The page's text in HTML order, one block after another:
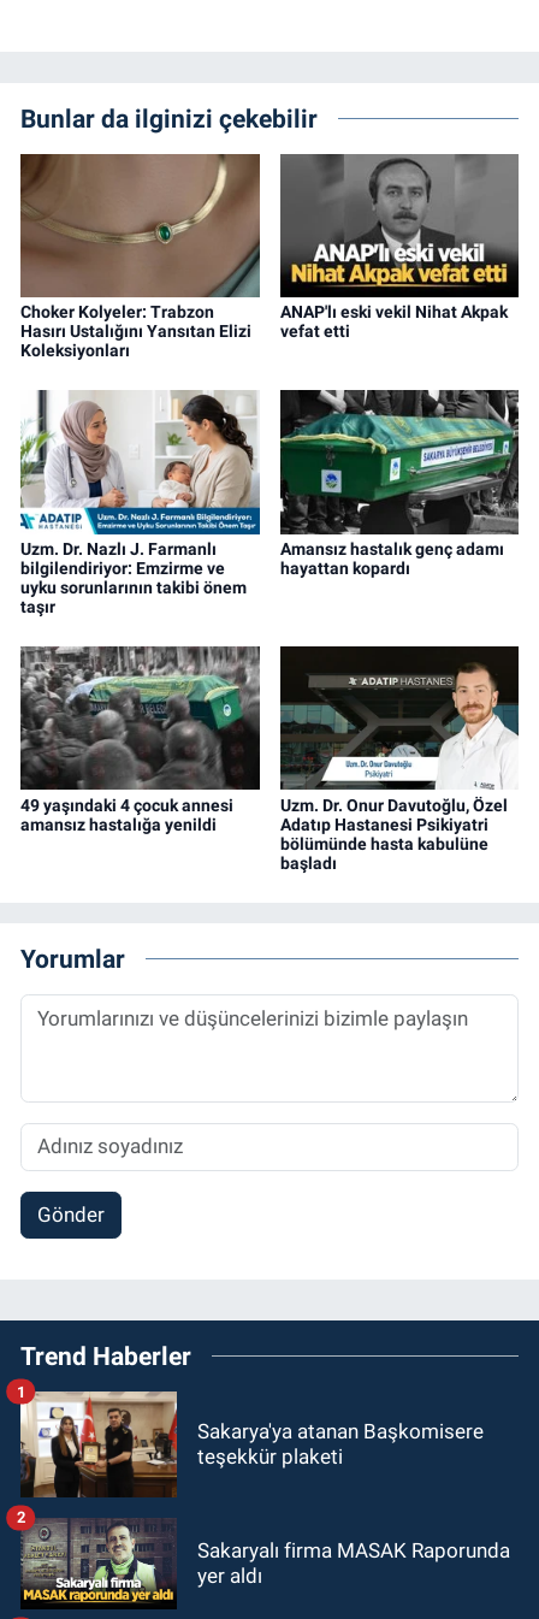
Bunlar da ilginizi çekebilir
Choker Kolyeler: Trabzon
Hasırı Ustalığını Yansıtan Elizi
Koleksiyonları
ANAP'lı eski vekil Nihat Akpak
vefat etti
Uzm. Dr. Nazlı J. Farmanlı
bilgilendiriyor: Emzirme ve
uyku sorunlarının takibi önem
taşır
Amansız hastalık genç adamı
hayattan kopardı
49 yaşındaki 4 çocuk annesi
amansız hastalığa yenildi
Uzm. Dr. Onur Davutoğlu, Özel
Adatıp Hastanesi Psikiyatri
bölümünde hasta kabulüne
başladı
Yorumlar
Gönder
Trend Haberler
Sakarya'ya atanan Başkomisere
teşekkür plaketi
1
Sakaryalı firma MASAK Raporunda
yer aldı
2